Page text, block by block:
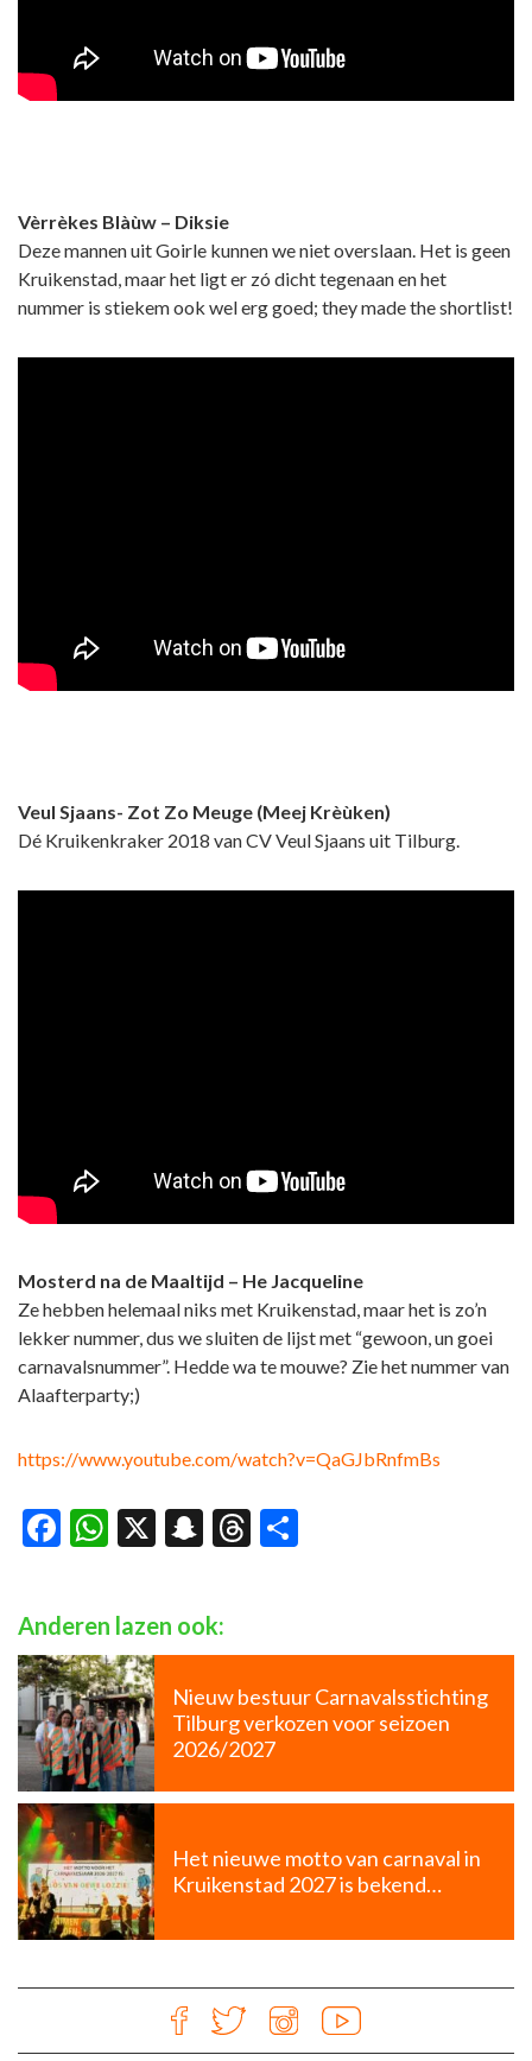
Vèrrèkes Blàùw – Diksie
Deze mannen uit Goirle kunnen we niet overslaan. Het is geen
Kruikenstad, maar het ligt er zó dicht tegenaan en het
nummer is stiekem ook wel erg goed; they made the shortlist!
Veul Sjaans- Zot Zo Meuge (Meej Krèùken)
Dé Kruikenkraker 2018 van CV Veul Sjaans uit Tilburg.
Mosterd na de Maaltijd – He Jacqueline
Ze hebben helemaal niks met Kruikenstad, maar het is zo’n
lekker nummer, dus we sluiten de lijst met “gewoon, un goei
carnavalsnummer”. Hedde wa te mouwe? Zie het nummer van
Alaafterparty;)
https://www.youtube.com/watch?v=QaGJbRnfmBs
Facebook
WhatsApp
X Snapchat
Threads
Anderen lazen ook:
Nieuw bestuur Carnavalsstichting
Tilburg verkozen voor seizoen
2026/2027
Het nieuwe motto van carnaval in
Kruikenstad 2027 is bekend…